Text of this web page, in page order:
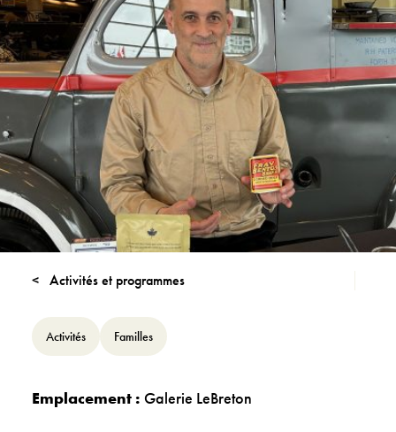
Activités et programmes
Activités Familles
Emplacement : Galerie LeBreton